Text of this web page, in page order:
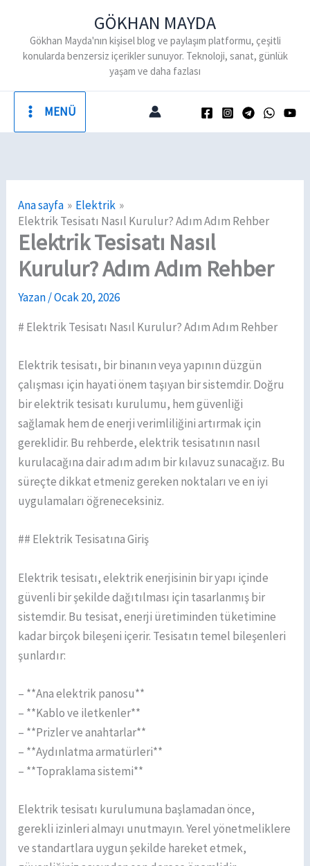
GÖKHAN MAYDA
Gökhan Mayda'nın kişisel blog ve paylaşım platformu, çeşitli
konularda benzersiz içerikler sunuyor. Teknoloji, sanat, günlük
yaşam ve daha fazlası
MENÜ
Ana sayfa
Elektrik
Elektrik Tesisatı Nasıl Kurulur? Adım Adım Rehber
Elektrik Tesisatı Nasıl
Kurulur? Adım Adım Rehber
Yazan/Ocak 20, 2026
# Elektrik Tesisatı Nasıl Kurulur? Adım Adım Rehber
Elektrik tesisatı, bir binanın veya yapının düzgün
çalışması için hayati önem taşıyan bir sistemdir. Doğru
bir elektrik tesisatı kurulumu, hem güvenliği
sağlamak hem de enerji verimliliğini artırmak için
gereklidir. Bu rehberde, elektrik tesisatının nasıl
kurulacağına dair adım adım bir kılavuz sunacağız. Bu
süreçte dikkat etmeniz gereken noktaları ve en iyi
uygulamaları öğreneceksiniz.
## Elektrik Tesisatına Giriş
Elektrik tesisatı, elektrik enerjisinin bir yapı içinde
güvenli bir şekilde dağıtılması için tasarlanmış bir
sistemdir. Bu tesisat, enerji üretiminden tüketimine
kadar birçok bileşeni içerir. Tesisatın temel bileşenleri
şunlardır:
– **Ana elektrik panosu**
– **Kablo ve iletkenler**
– **Prizler ve anahtarlar**
– **Aydınlatma armatürleri**
– **Topraklama sistemi**
Elektrik tesisatı kurulumuna başlamadan önce,
gerekli izinleri almayı unutmayın. Yerel yönetmeliklere
ve standartlara uygun şekilde hareket etmek,